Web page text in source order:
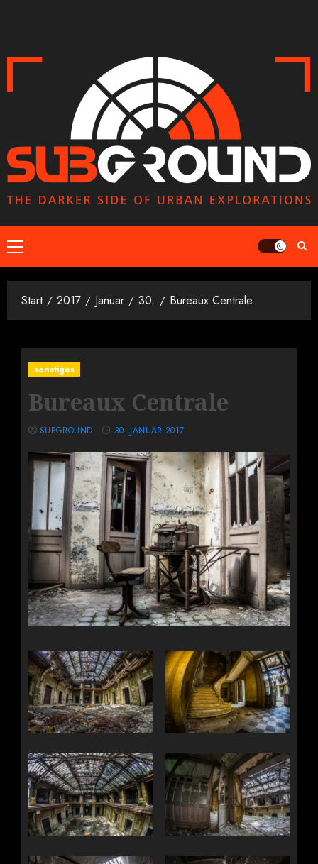
Primäres
Menü
Start 2017 Januar 30. Bureaux Centrale
sonstiges
Bureaux Centrale
SUBGROUND 30. JANUAR 2017